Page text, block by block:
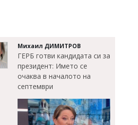
Михаил ДИМИТРОВ
ГЕРБ готви кандидата си за
президент: Името се
очаква в началото на
септември